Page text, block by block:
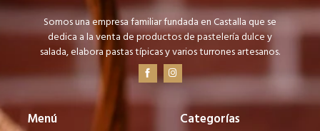
Somos una empresa familiar fundada en Castalla que se
dedica a la venta de productos de pastelería dulce y
salada, elabora pastas típicas y varios turrones artesanos.
Menú Categorías